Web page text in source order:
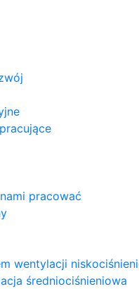
pracować
wentylacji
średniociśnieniowa